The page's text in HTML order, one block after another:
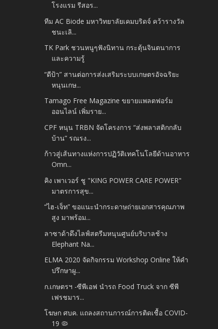
โรงแรม รีสอร...
ทีม AC Biode มหาวิทยาลัยเคมบริดจ์ คว้ารางวัล
ชนะเลิ...
TK Park ชวนหนูๆฟังนิทาน กระตุ้นจินตนาการ
และความรู้
“ดีป้า” สานต่อการส่งเสริมระบบเกษตรอัจฉริยะ
หนุนเกษ...
Tamago Free Magazine ขยายแพลตฟอร์ม
ออนไลน์ เพิ่มราย...
CPF หนุน TRBN จัดโครงการ “ส่งพลาสติกกลับ
บ้าน” รณรง...
ก้าวสู่เส้นทางแห่งการปฏิวัติเทคโนโลยีด้านอาหาร
Omn...
คิง เพาเวอร์ ชู "KING POWER CARE POWER"
มาตรการสุข...
“ไฮ-เจ็ท” ขอแนะนำกระดาษถ่ายเอกสารคุณภาพ
สูง มาพร้อม...
ลาซาด้าดึงไลฟ์สตรีมหนุนศูนย์บริบาลช้าง
Elephant Na...
ELMA 2020 จัดกิจกรรม Workshop Online ให้คำ
ปรึกษาผู...
ก.เกษตรฯ -ซีพีเอฟ นำรถ Food Truck จาก ซีพี
เฟรชมาร...
โฆษก ศบค. แถลงสถานการณ์การติดเชื้อ COVID-
19 🦠